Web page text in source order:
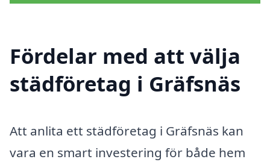
Fördelar med att välja
städföretag i Gräfsnäs
Att anlita ett städföretag i Gräfsnäs kan
vara en smart investering för både hem